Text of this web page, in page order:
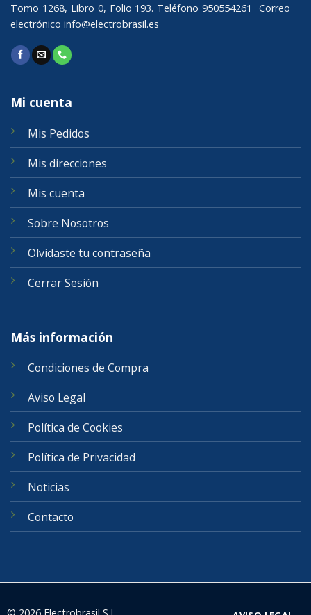
Tomo 1268, Libro 0, Folio 193. Teléfono 950554261 Correo
electrónico info@electrobrasil.es
Mi cuenta
Mis Pedidos
Mis direcciones
Mis cuenta
Sobre Nosotros
Olvidaste tu contraseña
Cerrar Sesión
Más información
Condiciones de Compra
Aviso Legal
Política de Cookies
Política de Privacidad
Noticias
Contacto